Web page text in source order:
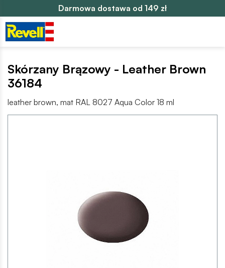
Darmowa dostawa od 149 zł
Skórzany Brązowy - Leather Brown
36184
leather brown, mat RAL 8027 Aqua Color 18 ml